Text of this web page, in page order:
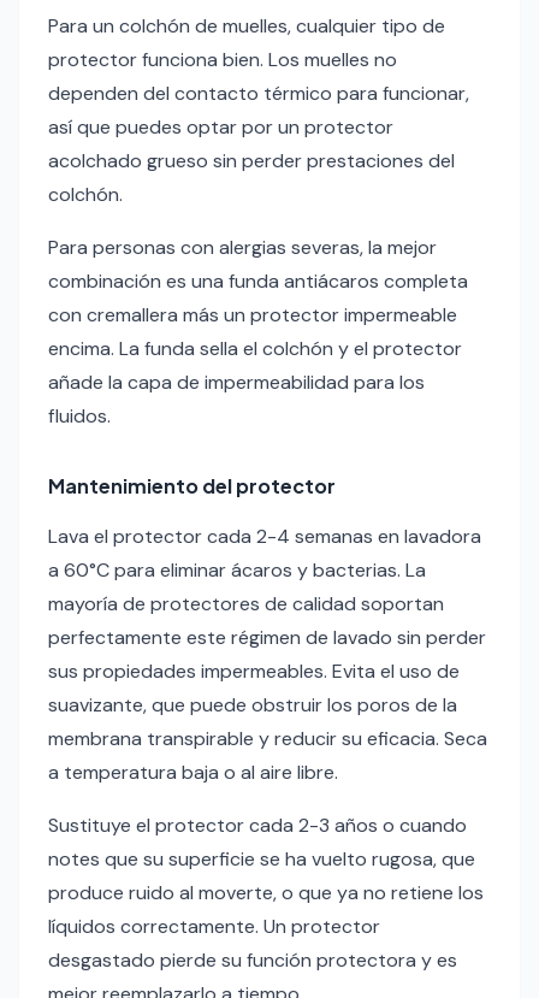
Para un colchón de muelles, cualquier tipo de
protector funciona bien. Los muelles no
dependen del contacto térmico para funcionar,
así que puedes optar por un protector
acolchado grueso sin perder prestaciones del
colchón.
Para personas con alergias severas, la mejor
combinación es una funda antiácaros completa
con cremallera más un protector impermeable
encima. La funda sella el colchón y el protector
añade la capa de impermeabilidad para los
fluidos.
Mantenimiento del protector
Lava el protector cada 2-4 semanas en lavadora
a 60°C para eliminar ácaros y bacterias. La
mayoría de protectores de calidad soportan
perfectamente este régimen de lavado sin perder
sus propiedades impermeables. Evita el uso de
suavizante, que puede obstruir los poros de la
membrana transpirable y reducir su eficacia. Seca
a temperatura baja o al aire libre.
Sustituye el protector cada 2-3 años o cuando
notes que su superficie se ha vuelto rugosa, que
produce ruido al moverte, o que ya no retiene los
líquidos correctamente. Un protector
desgastado pierde su función protectora y es